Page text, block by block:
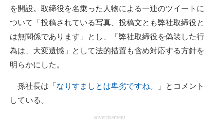
を開設。取締役を名乗った人物による一連のツイートに
ついて「投稿されている写真、投稿文とも弊社取締役と
は無関係であります」とし、「弊社取締役を偽装した行
為は、大変遺憾」として法的措置も含め対応する方針を
明らかにした。
孫社長は「 なりすましとは卑劣ですね。
」とコメント
している。
advertisement